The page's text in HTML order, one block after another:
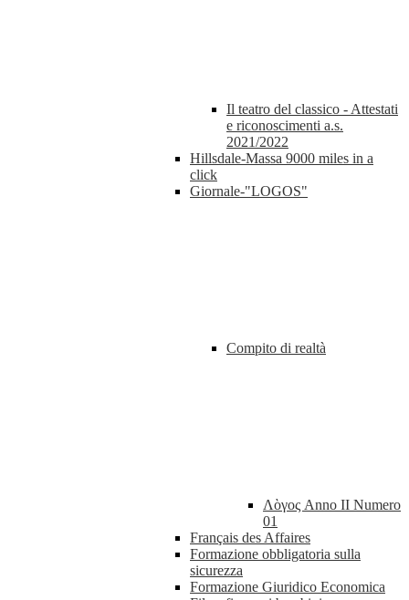
Il teatro del classico - Attestati
e riconoscimenti a.s.
2021/2022
Hillsdale-Massa 9000 miles in a
click
Giornale-"LOGOS"
Compito di realtà
Λὸγος Anno II Numero
01
Français des Affaires
Formazione obbligatoria sulla
sicurezza
Formazione Giuridico Economica